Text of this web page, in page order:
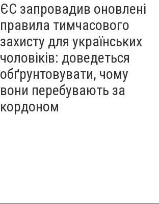
ЄС запровадив оновлені
правила тимчасового
захисту для українських
чоловіків: доведеться
обґрунтовувати, чому
вони перебувають за
кордоном